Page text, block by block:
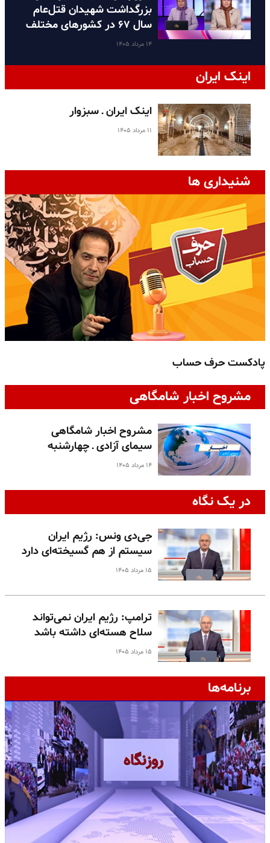
بزرگداشت شهیدان قتل‌عام
سال ۶۷ در کشورهای مختلف
۱۴ مرداد ۱۴۰۵
اینک ایران
اینک ایران ـ سبزوار
۱۱ مرداد ۱۴۰۵
شنیداری ها
پادکست حرف حساب
مشروح اخبار شامگاهی
مشروح اخبار شامگاهی
سیمای آزادی ـ چهارشنبه
۱۴ مرداد ۱۴۰۵
در یک نگاه
جی‌دی ونس: رژیم ایران
سیستم از هم گسیخته‌ای دارد
۱۵ مرداد ۱۴۰۵
ترامپ: رژیم ایران نمی‌تواند
سلاح هسته‌ای داشته باشد
۱۵ مرداد ۱۴۰۵
برنامه‌ها